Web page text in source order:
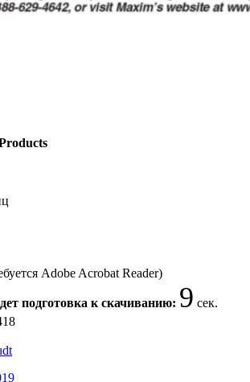
Adobe Acrobat Reader)
подготовка к скачиванию: 9 сек.